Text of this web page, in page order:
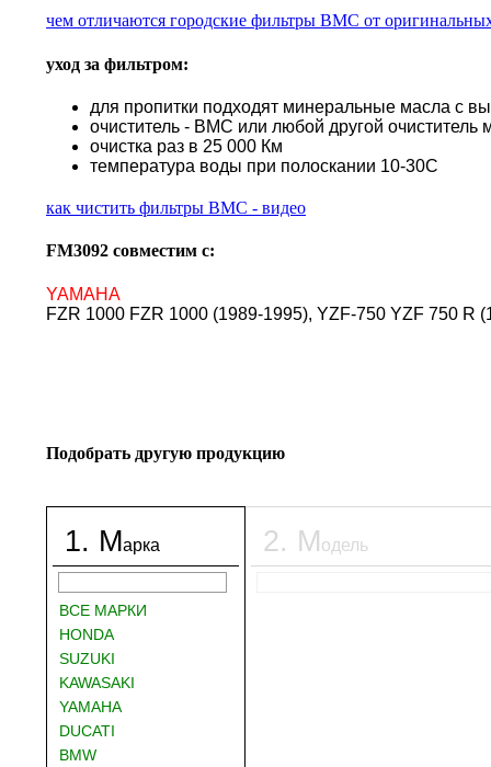
чем отличаются городские фильтры BMC от
уход за фильтром:
для пропитки подходят минеральные масла с
очиститель - BMC или любой другой
очистка раз в 25 000 Км
температура воды при полоскании 10-30С
как чистить фильтры BMC - видео
FM3092 совместим с:
YAMAHA
FZR 1000 FZR 1000 (1989-1995), YZF-750 YZF 750 R
Подобрать другую продукцию
1. Марка
ВСЕ МАРКИ
HONDA
SUZUKI
KAWASAKI
YAMAHA
DUCATI
BMW
2. Модель